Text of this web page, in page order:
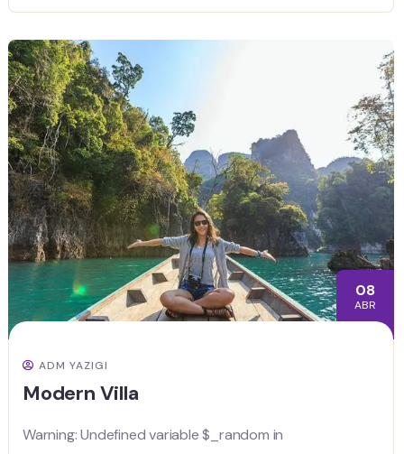
08
ABR
ADM YAZIGI
Modern Villa
Warning: Undefined variable $_random in